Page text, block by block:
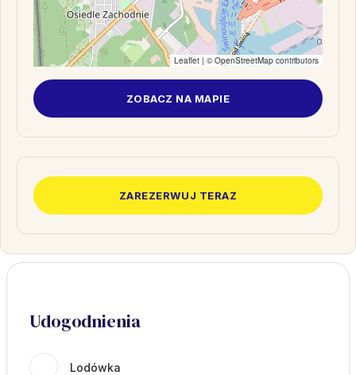
Leaflet | ©OpenStreetMap contributors
ZOBACZ NA MAPIE
ZAREZERWUJ TERAZ
Udogodnienia
Lodówka